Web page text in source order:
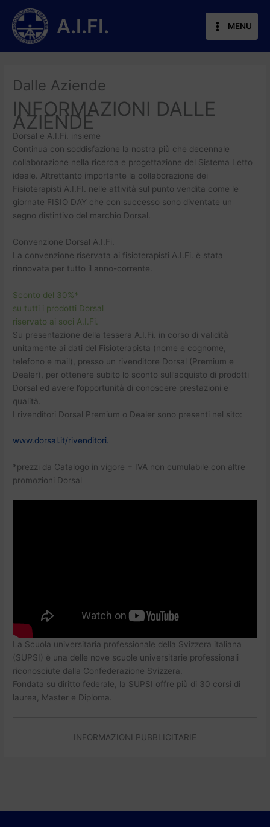
contenuto
A.I.FI. MENU
Dalle Aziende
INFORMAZIONI DALLE
AZIENDE
Dorsal e A.I.Fi. insieme
Continua con soddisfazione la nostra più che decennale
collaborazione nella ricerca e progettazione del Sistema Letto
ideale. Altrettanto importante la collaborazione dei
Fisioterapisti A.I.FI. nelle attività sul punto vendita come le
giornate FISIO DAY che con successo sono diventate un
segno distintivo del marchio Dorsal.
Convenzione Dorsal A.I.Fi.
La convenzione riservata ai fisioterapisti A.I.Fi. è stata
rinnovata per tutto il anno-corrente.
Sconto del 30%*
su tutti i prodotti Dorsal
riservato ai soci A.I.Fi.
Su presentazione della tessera A.I.Fi. in corso di validità
unitamente ai dati del Fisioterapista (nome e cognome,
telefono e mail), presso un rivenditore Dorsal (Premium e
Dealer), per ottenere subito lo sconto sull’acquisto di prodotti
Dorsal ed avere l’opportunità di conoscere prestazioni e
qualità.
I rivenditori Dorsal Premium o Dealer sono presenti nel sito:
www.dorsal.it/rivenditori.
*prezzi da Catalogo in vigore + IVA non cumulabile con altre
promozioni Dorsal
La Scuola universitaria professionale della Svizzera italiana
(SUPSI) è una delle nove scuole universitarie professionali
riconosciute dalla Confederazione Svizzera.
Fondata su diritto federale, la SUPSI offre più di 30 corsi di
laurea, Master e Diploma.
INFORMAZIONI PUBBLICITARIE